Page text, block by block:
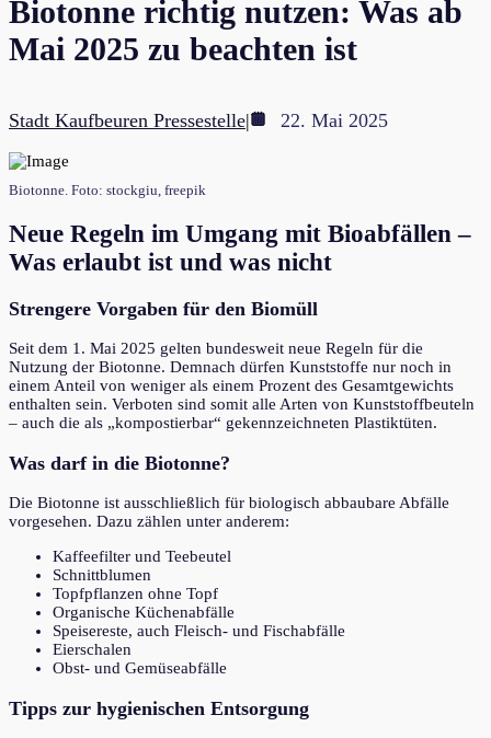
Biotonne richtig nutzen: Was ab
Mai 2025 zu beachten ist
Stadt Kaufbeuren Pressestelle| 22. Mai 2025
Biotonne. Foto: stockgiu, freepik
Neue Regeln im Umgang mit Bioabfällen –
Was erlaubt ist und was nicht
Strengere Vorgaben für den Biomüll
Seit dem 1. Mai 2025 gelten bundesweit neue Regeln für die
Nutzung der Biotonne. Demnach dürfen Kunststoffe nur noch in
einem Anteil von weniger als einem Prozent des Gesamtgewichts
enthalten sein. Verboten sind somit alle Arten von Kunststoffbeuteln
– auch die als „kompostierbar“ gekennzeichneten Plastiktüten.
Was darf in die Biotonne?
Die Biotonne ist ausschließlich für biologisch abbaubare Abfälle
vorgesehen. Dazu zählen unter anderem:
Kaffeefilter und Teebeutel
Schnittblumen
Topfpflanzen ohne Topf
Organische Küchenabfälle
Speisereste, auch Fleisch- und Fischabfälle
Eierschalen
Obst- und Gemüseabfälle
Tipps zur hygienischen Entsorgung